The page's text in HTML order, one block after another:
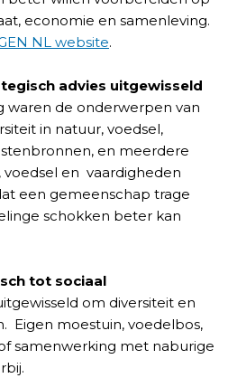
economie en samenleving.
NL website.
advies uitgewisseld
waren de onderwerpen van
in natuur, voedsel,
en meerdere
voedsel en vaardigheden
een gemeenschap trage
schokken beter kan
tot sociaal
om diversiteit en
Eigen moestuin, voedelbos,
samenwerking met naburige